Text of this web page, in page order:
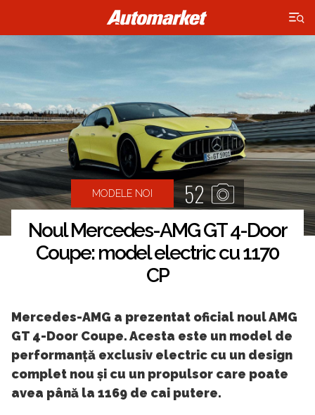
×
MODELE NOI 52
Noul Mercedes-AMG GT 4-Door
Coupe: model electric cu 1170
CP
Mercedes-AMG a prezentat oficial noul AMG
GT 4-Door Coupe. Acesta este un model de
performanță exclusiv electric cu un design
complet nou și cu un propulsor care poate
avea până la 1169 de cai putere.